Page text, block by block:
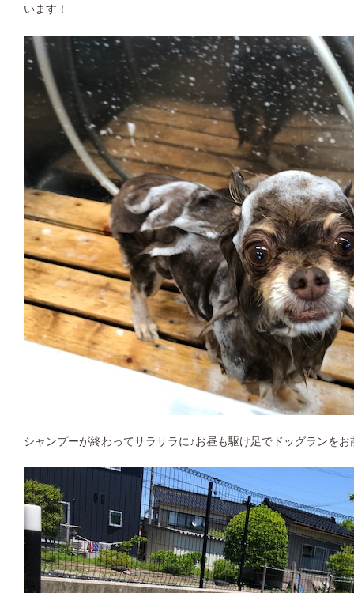
います！
シャンプーが終わってサラサラに♪お昼も駆け足でドッグランをお